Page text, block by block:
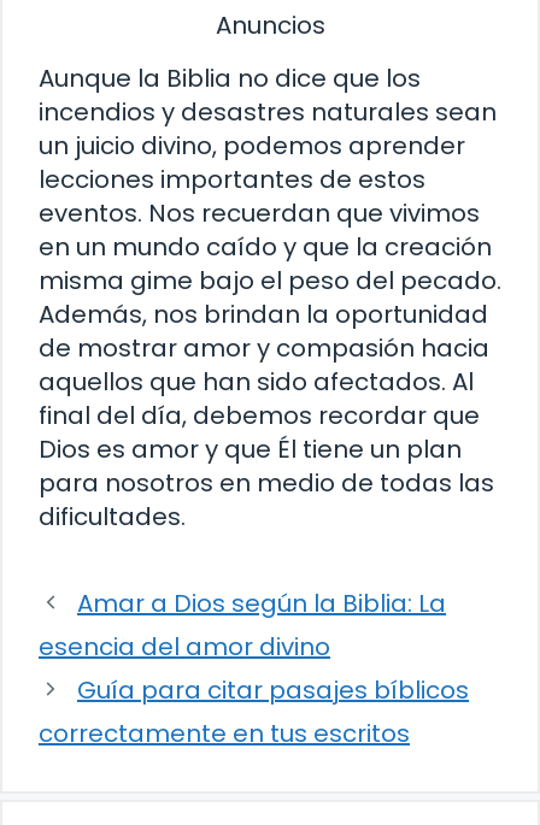
Anuncios
Aunque la Biblia no dice que los
incendios y desastres naturales sean
un juicio divino, podemos aprender
lecciones importantes de estos
eventos. Nos recuerdan que vivimos
en un mundo caído y que la creación
misma gime bajo el peso del pecado.
Además, nos brindan la oportunidad
de mostrar amor y compasión hacia
aquellos que han sido afectados. Al
final del día, debemos recordar que
Dios es amor y que Él tiene un plan
para nosotros en medio de todas las
dificultades.
Amar a Dios según la Biblia: La
esencia del amor divino
Guía para citar pasajes bíblicos
correctamente en tus escritos